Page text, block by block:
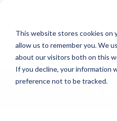
This website stores cookies on
allow us to remember you. We
about our visitors both on this
If you decline, your information
preference not to be tracked.
Search
【